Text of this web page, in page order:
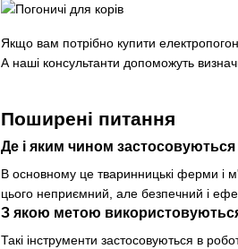
Якщо вам потрібно купити
А наші консультанти допоможуть
Поширені питання
Де і яким чином
В основному це тваринницькі ферми і
цього неприємний, але безпечний і
З якою метою
Такі інструменти застосовуються в